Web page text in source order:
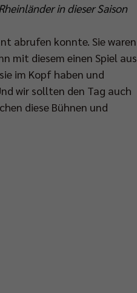
in dieser Saison
abrufen konnte. Sie waren
mit diesem einen Spiel aus
im Kopf haben und
wir sollten den Tag auch
diese Bühnen und